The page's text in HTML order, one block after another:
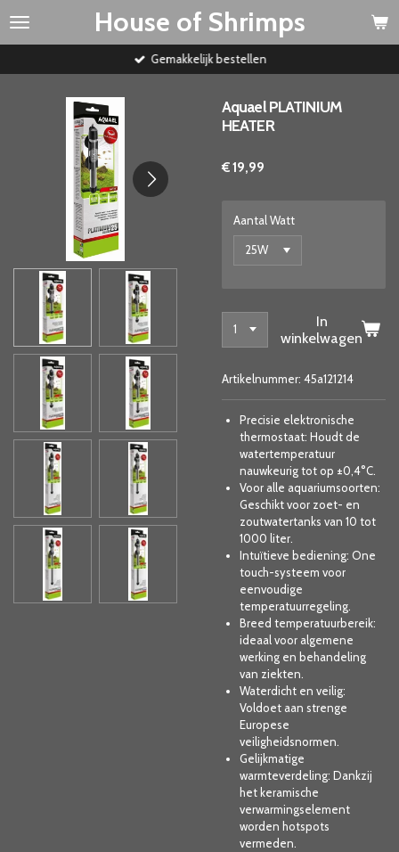
Ga
House of Shrimps
Gemakkelijk bestellen
Aquael PLATINIUM
HEATER
€ 19,99
Aantal Watt
In
winkelwagen
Artikelnummer: 45a121214
Precisie elektronische
thermostaat: Houdt de
watertemperatuur
nauwkeurig tot op ±0,4°C.
Voor alle aquariumsoorten:
Geschikt voor zoet- en
zoutwatertanks van 10 tot
1000 liter.
Intuïtieve bediening: One
touch-systeem voor
eenvoudige
temperatuurregeling.
Breed temperatuurbereik:
ideaal voor algemene
werking en behandeling
van ziekten.
Waterdicht en veilig:
Voldoet aan strenge
Europese
veiligheidsnormen.
Gelijkmatige
warmteverdeling: Dankzij
het keramische
verwarmingselement
worden hotspots
vermeden.